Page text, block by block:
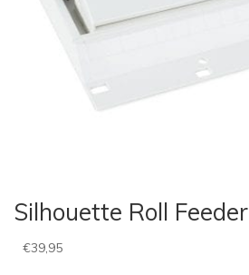
Silhouette Roll Feeder
€39,95